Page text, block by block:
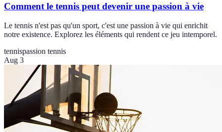
Comment le tennis peut devenir une passion à vie
Le tennis n'est pas qu'un sport, c'est une passion à vie qui enrichit
notre existence. Explorez les éléments qui rendent ce jeu intemporel.
tennispassion tennis
Aug 3